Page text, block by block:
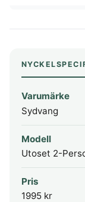
Varumärke
Sydvang
Modell
Utoset 2-
Pris
1995 kr